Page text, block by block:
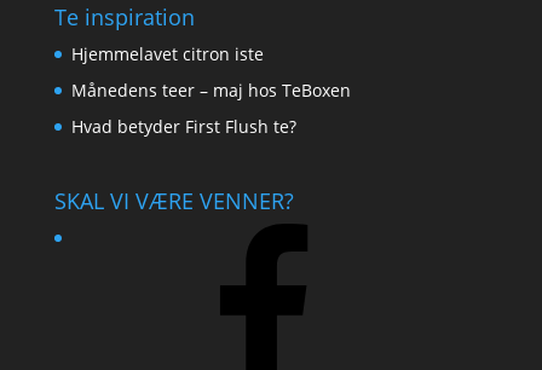
Te inspiration
Hjemmelavet citron iste
Månedens teer – maj hos TeBoxen
Hvad betyder First Flush te?
SKAL VI VÆRE VENNER?